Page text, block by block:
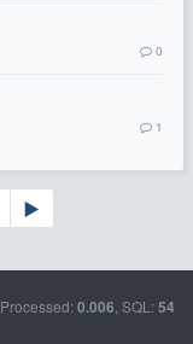
0
1
▶
Processed: 0.006 , SQL: 54